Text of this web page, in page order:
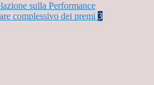
sulla Performance
complessivo dei premi 3